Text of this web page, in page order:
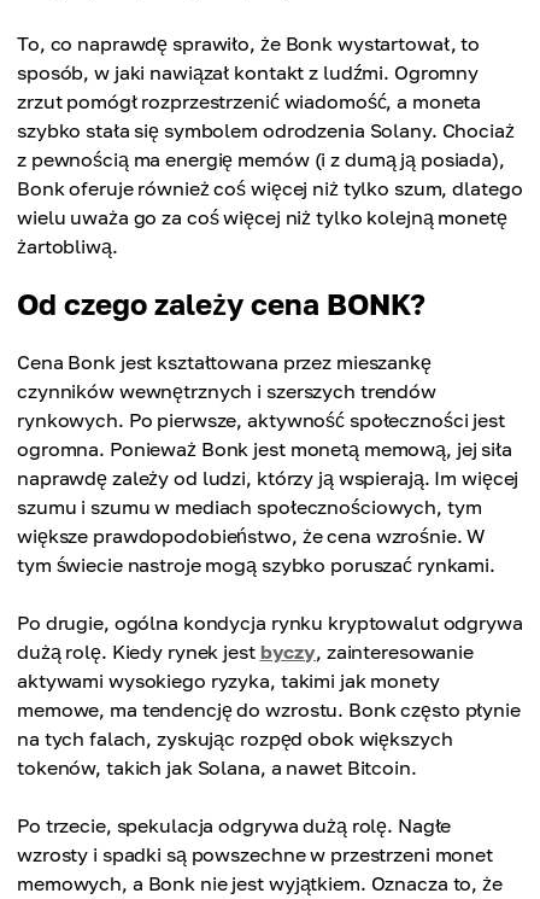
To, co naprawdę sprawiło, że Bonk wystartował, to
sposób, w jaki nawiązał kontakt z ludźmi. Ogromny
zrzut pomógł rozprzestrzenić wiadomość, a moneta
szybko stała się symbolem odrodzenia Solany. Chociaż
z pewnością ma energię memów (i z dumą ją posiada),
Bonk oferuje również coś więcej niż tylko szum, dlatego
wielu uważa go za coś więcej niż tylko kolejną monetę
żartobliwą.
Od czego zależy cena BONK?
Cena Bonk jest kształtowana przez mieszankę
czynników wewnętrznych i szerszych trendów
rynkowych. Po pierwsze, aktywność społeczności jest
ogromna. Ponieważ Bonk jest monetą memową, jej siła
naprawdę zależy od ludzi, którzy ją wspierają. Im więcej
szumu i szumu w mediach społecznościowych, tym
większe prawdopodobieństwo, że cena wzrośnie. W
tym świecie nastroje mogą szybko poruszać rynkami.
Po drugie, ogólna kondycja rynku kryptowalut odgrywa
dużą rolę. Kiedy rynek jest byczy, zainteresowanie
aktywami wysokiego ryzyka, takimi jak monety
memowe, ma tendencję do wzrostu. Bonk często płynie
na tych falach, zyskując rozpęd obok większych
tokenów, takich jak Solana, a nawet Bitcoin.
Po trzecie, spekulacja odgrywa dużą rolę. Nagłe
wzrosty i spadki są powszechne w przestrzeni monet
memowych, a Bonk nie jest wyjątkiem. Oznacza to, że